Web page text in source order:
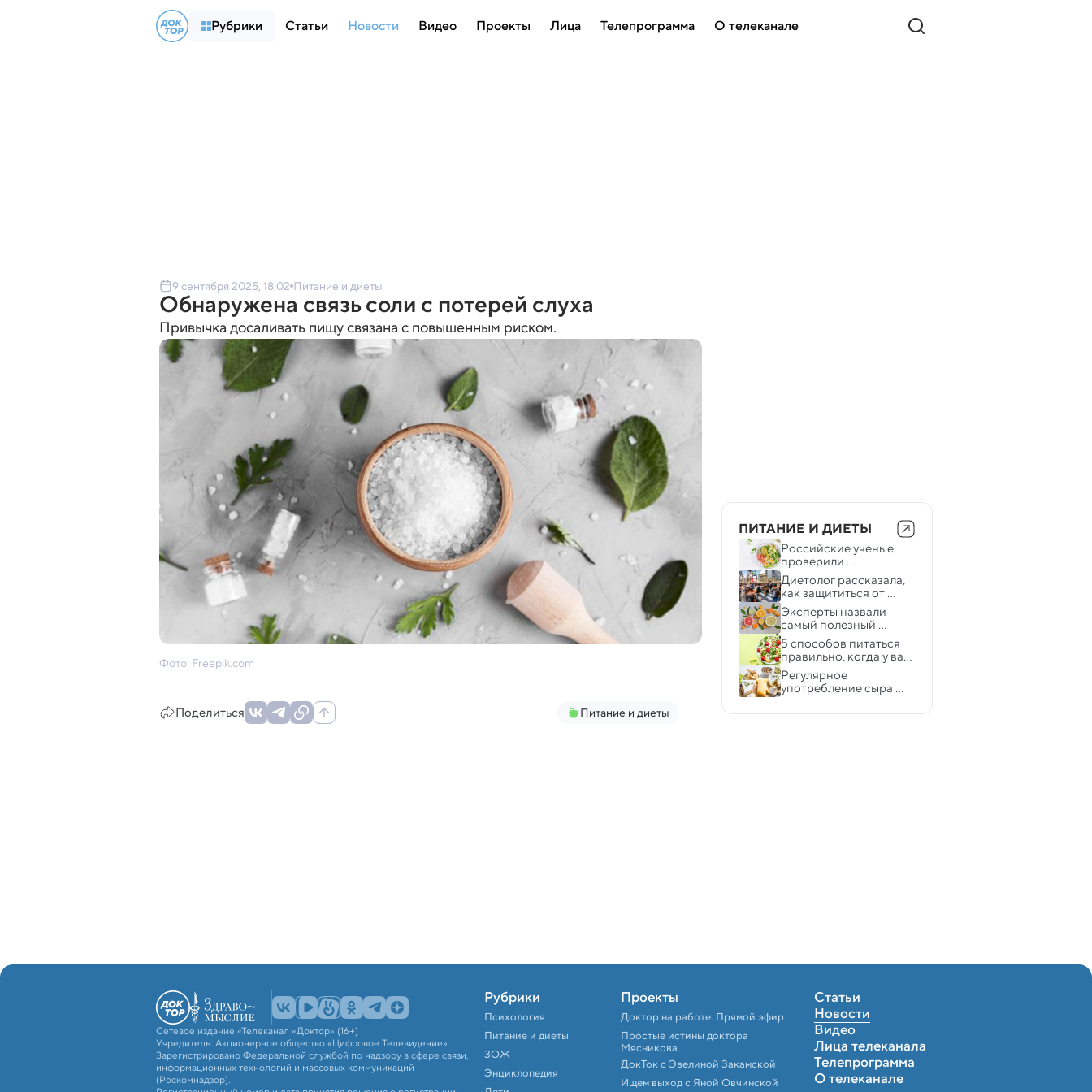
Рубрики Статьи Новости Видео Проекты Лица Телепрограмма О телеканале
9 сентября 2025, 18:02 Питание и диеты
Обнаружена связь соли с потерей слуха
Привычка досаливать пищу связана с повышенным риском.
Фото: Freepik.com
Поделиться Питание и диеты
ПИТАНИЕ И ДИЕТЫ
Российские ученые
проверили
эффективность
кетодиеты после
инсульта
Диетолог рассказала,
как защититься от
«синдрома
мегаполиса»
Эксперты назвали
самый полезный
цитрусовый фрукт
5 способов питаться
правильно, когда у вас
плотный график
Регулярное
употребление сыра
связано со здоровым
старением
Сетевое издание «Телеканал «Доктор» (16+)
Учредитель: Акционерное общество «Цифровое Телевидение».
Зарегистрировано Федеральной службой по надзору в сфере связи,
информационных технологий и массовых коммуникаций
(Роскомнадзор).
Рубрики
Психология
Питание и диеты
ЗОЖ
Энциклопедия
Проекты
Доктор на работе. Прямой эфир
Простые истины доктора
Мясникова
ДокТок с Эвелиной Закамской
Ищем выход с Яной Овчинской
Статьи
Новости
Видео
Лица телеканала
Телепрограмма
О телеканале